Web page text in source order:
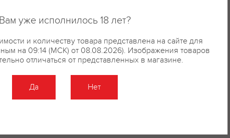
Вам уже исполнилось 18 лет?
и количеству товара представлена на сайте для
на 09:14 (МСК) от 08.08.2026). Изображения товаров
отличаться от представленных в магазине.
Да Нет